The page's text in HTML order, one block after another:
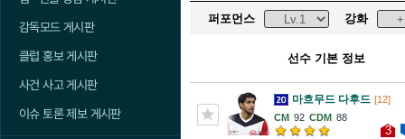
감독모드 게시판
클럽 홍보 게시판
사건 사고 게시판
이슈 토론 제보 게시판
퍼포먼스 강화
선수 기본 정보
마흐무드 다후드 [12]
92
88
3